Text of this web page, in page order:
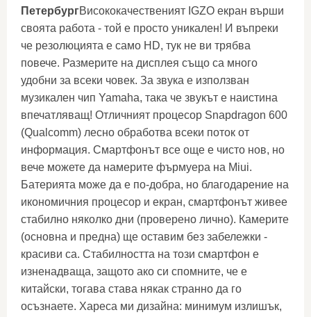
ПетербургВисококачественият IGZO екран върши
своята работа - той е просто уникален! И въпреки
че резолюцията е само HD, тук не ви трябва
повече. Размерите на дисплея също са много
удобни за всеки човек. За звука е използван
музикален чип Yamaha, така че звукът е наистина
впечатляващ! Отличният процесор Snapdragon 600
(Qualcomm) лесно обработва всеки поток от
информация. Смартфонът все още е чисто нов, но
вече можете да намерите фърмуера на Miui.
Батерията може да е по-добра, но благодарение на
икономичния процесор и екран, смартфонът живее
стабилно няколко дни (проверено лично). Камерите
(основна и предна) ще оставим без забележки -
красиви са. Стабилността на този смартфон е
изненадваща, защото ако си спомните, че е
китайски, тогава става някак странно да го
осъзнаете. Хареса ми дизайна: минимум излишък,